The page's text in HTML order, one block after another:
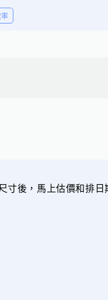
寸後，馬上估價和排